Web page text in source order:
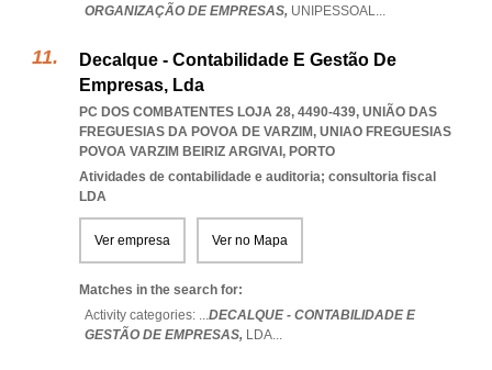
ORGANIZAÇÃO DE EMPRESAS, UNIPESSOAL...
Decalque - Contabilidade E Gestão De
Empresas, Lda
PC DOS COMBATENTES LOJA 28, 4490-439, UNIÃO DAS
FREGUESIAS DA POVOA DE VARZIM, UNIAO FREGUESIAS
POVOA VARZIM BEIRIZ ARGIVAI , PORTO
Atividades de contabilidade e auditoria; consultoria fiscal
LDA
Ver empresa Ver no Mapa
Matches in the search for:
Activity categories: ...DECALQUE - CONTABILIDADE E
GESTÃO DE EMPRESAS, LDA...